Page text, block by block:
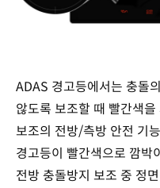
ADAS 경고등에서는 충돌
않도록 보조할 때 빨간색
보조의 전방/측방 안전 기
경고등이 빨간색으로 깜박
전방 충돌방지 보조 중 정